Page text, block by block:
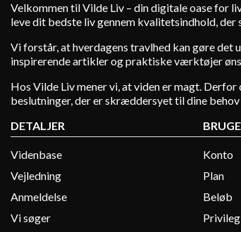
Velkommen til Vilde Liv – din digitale oase for
leve dit bedste liv gennem kvalitetsindhold,
Vi forstår, at hverdagens travlhed kan gøre
inspirerende artikler og praktiske værktøjer
Hos Vilde Liv mener vi, at viden er magt.
beslutninger, der er skræddersyet til dine
DETALJER
Videnbase
Vejledning
Anmeldelse
Vi søger
Konto
Plan
Beløb